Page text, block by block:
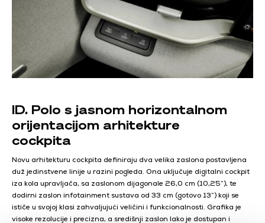
ID. Polo s jasnom horizontalnom
orijentacijom arhitekture
cockpita
Novu arhitekturu cockpita definiraju dva velika zaslona postavljena
duž jedinstvene linije u razini pogleda. Ona uključuje digitalni cockpit
iza kola upravljača, sa zaslonom dijagonale 26,0 cm (10,25”), te
dodirni zaslon infotainment sustava od 33 cm (gotovo 13”) koji se
ističe u svojoj klasi zahvaljujući veličini i funkcionalnosti. Grafika je
visoke rezolucije i precizna, a središnji zaslon lako je dostupan i